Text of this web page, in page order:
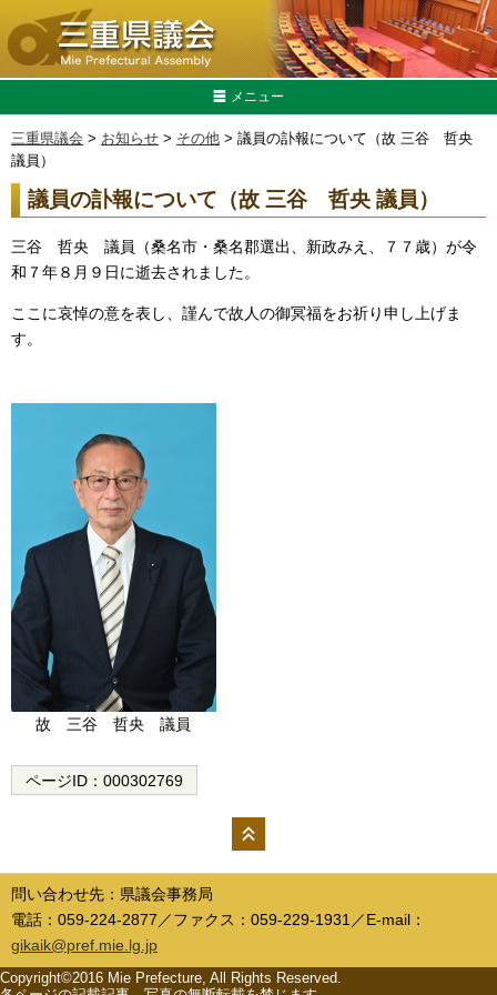
メニュー
三重県議会 > お知らせ > その他 > 議員の訃報について（故 三谷 哲央
議員）
議員の訃報について（故 三谷 哲央 議員）
三谷 哲央 議員（桑名市・桑名郡選出、新政みえ、７７歳）が令
和７年８月９日に逝去されました。
ここに哀悼の意を表し、謹んで故人の御冥福をお祈り申し上げま
す。
故 三谷 哲央 議員
ページID： 000302769
先頭
問い合わせ先：県議会事務局
電話：059-224-2877／ファクス：059-229-1931／E-mail：
gikaik@pref.mie.lg.jp
Copyright©2016 Mie Prefecture, All Rights Reserved.